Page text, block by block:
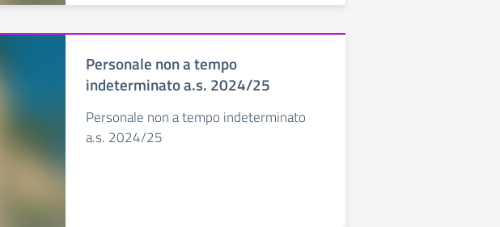
Personale non a tempo
indeterminato a.s. 2024/25
Personale non a tempo indeterminato
a.s. 2024/25